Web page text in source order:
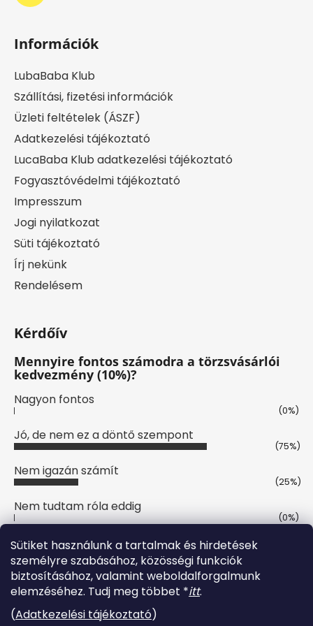
Sütiket használunk a tartalmak és hirdetések
személyre szabásához, közösségi funkciók
biztosításához, valamint weboldalforgalmunk
elemzéséhez. Tudj meg többet *itt.
(Adatkezelési tájékoztató)
Információk
LubaBaba Klub
Szállítási, fizetési információk
Üzleti feltételek (ÁSZF)
Adatkezelési tájékoztató
LucaBaba Klub adatkezelési tájékoztató
Fogyasztóvédelmi tájékoztató
Impresszum
Jogi nyilatkozat
Süti tájékoztató
Írj nekünk
Rendelésem
Kérdőív
Mennyire fontos számodra a törzsvásárlói
kedvezmény (10%)?
Nagyon fontos
(0%)
Jó, de nem ez a döntő szempont
(75%)
Nem igazán számít
(25%)
Nem tudtam róla eddig
(0%)
Szavazatok száma:8
Online fizetési lehetőséget biztosítunk